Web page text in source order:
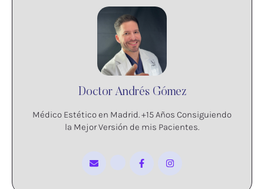
Doctor Andrés Gómez
Médico Estético en Madrid. +15 Años Consiguiendo
la Mejor Versión de mis Pacientes.